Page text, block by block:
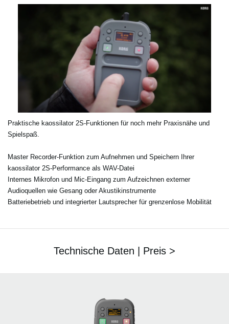
Praktische kaossilator 2S-Funktionen für noch mehr Praxisnähe und
Spielspaß.
Master Recorder-Funktion zum Aufnehmen und Speichern Ihrer
kaossilator 2S-Performance als WAV-Datei
Internes Mikrofon und Mic-Eingang zum Aufzeichnen externer
Audioquellen wie Gesang oder Akustikinstrumente
Batteriebetrieb und integrierter Lautsprecherfür grenzenlose Mobilität
Technische Daten | Preis >